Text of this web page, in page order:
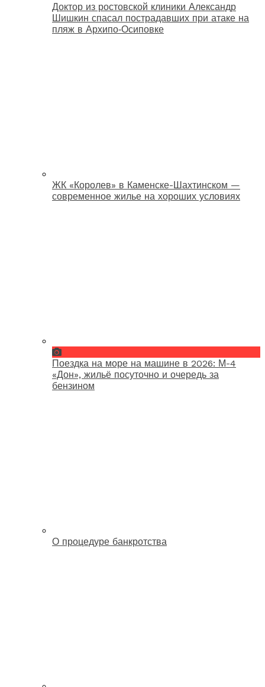
Доктор из ростовской клиники Александр
Шишкин спасал пострадавших при атаке на
пляж в Архипо‑Осиповке
ЖК «Королев» в Каменске-Шахтинском —
современное жилье на хороших условиях
Поездка на море на машине в 2026: М-4
«Дон», жильё посуточно и очередь за
бензином
О процедуре банкротства